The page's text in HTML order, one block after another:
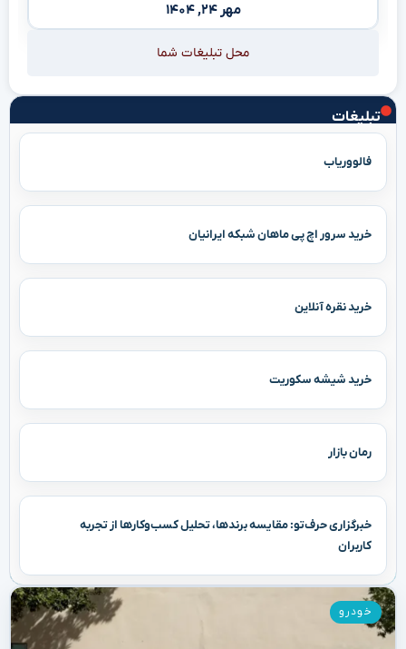
تبلیغات
فالووریاب
خرید سرور اچ پی ماهان شبکه ایرانیان
خرید نقره آنلاین
خرید شیشه سکوریت
رمان بازار
خبرگزاری حرف‌تو: مقایسه برندها، تحلیل کسب‌وکارها از تجربه
کاربران
خودرو
مهر ۲۴, ۱۴۰۴
محل تبلیغات شما